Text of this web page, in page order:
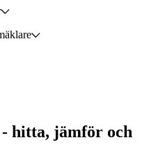
hitta, jämför och